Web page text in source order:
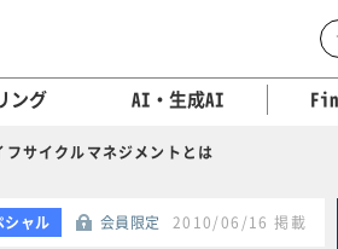
ング AI・生成AI
フサイクルマネジメントとは
シャル 会員限定 2010/06/16 掲載